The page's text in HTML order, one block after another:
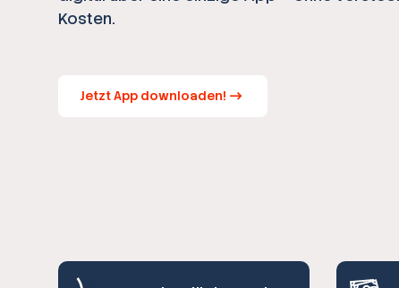
Kosten.
Jetzt App downloaden!